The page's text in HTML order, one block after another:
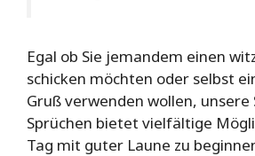
Egal ob Sie jemandem einen
schicken möchten oder selbst
Gruß verwenden wollen, unsere
Sprüchen bietet vielfältige
Tag mit guter Laune zu